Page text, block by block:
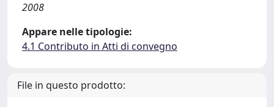
2008
Appare nelle tipologie:
4.1 Contributo in Atti di convegno
File in questo prodotto: